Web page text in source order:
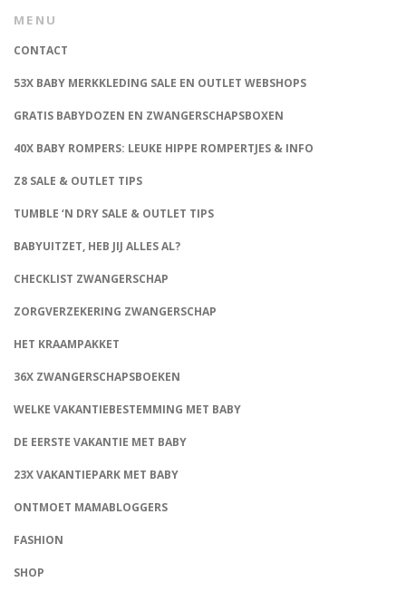
MENU
CONTACT
53X BABY MERKKLEDING SALE EN OUTLET WEBSHOPS
GRATIS BABYDOZEN EN ZWANGERSCHAPSBOXEN
40X BABY ROMPERS: LEUKE HIPPE ROMPERTJES & INFO
Z8 SALE & OUTLET TIPS
TUMBLE ‘N DRY SALE & OUTLET TIPS
BABYUITZET, HEB JIJ ALLES AL?
CHECKLIST ZWANGERSCHAP
ZORGVERZEKERING ZWANGERSCHAP
HET KRAAMPAKKET
36X ZWANGERSCHAPSBOEKEN
WELKE VAKANTIEBESTEMMING MET BABY
DE EERSTE VAKANTIE MET BABY
23X VAKANTIEPARK MET BABY
ONTMOET MAMABLOGGERS
FASHION
SHOP